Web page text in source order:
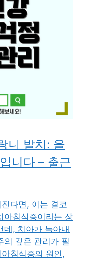
니 발치: 올
니다 – 출근
다면, 이는 결코
아침식증이라는 상
데, 치아가 녹아내
의 깊은 관리가 필
침식증의 원인,